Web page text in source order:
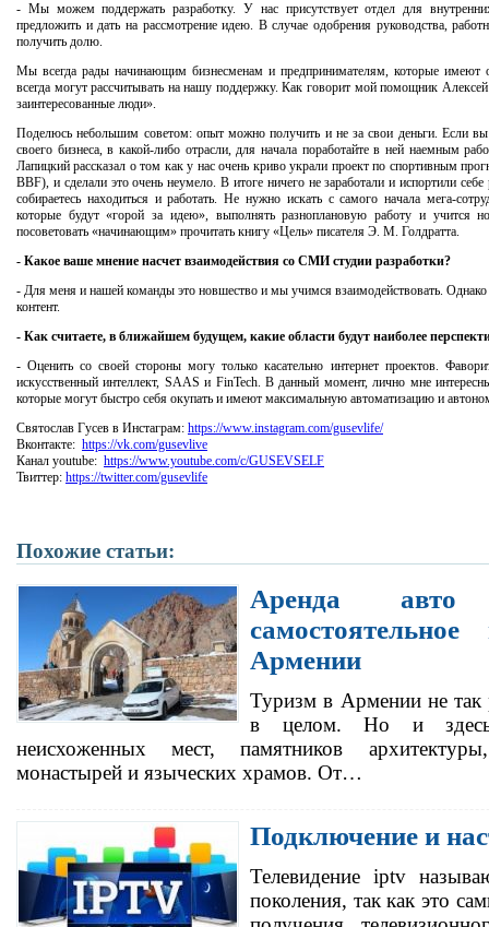
- Мы можем поддержать разработку. У нас присутствует отдел для
предложить и дать на рассмотрение идею. В случае одобрения руководства,
получить долю.
Мы всегда рады начинающим бизнесменам и предпринимателям, которые имеют
всегда могут рассчитывать на нашу поддержку. Как говорит мой помощник
заинтересованные люди».
Поделюсь небольшим советом: опыт можно получить и не за свои деньги. Если
своего бизнеса, в какой-либо отрасли, для начала поработайте в ней наемным
Лапицкий рассказал о том как у нас очень криво украли проект по спортивным
BBF), и сделали это очень неумело. В итоге ничего не заработали и испортили
собираетесь находиться и работать. Не нужно искать с самого начала мега-
которые будут «горой за идею», выполнять разноплановую работу и
посоветовать «начинающим» прочитать книгу «Цель» писателя Э. М. Голдратта.
- Какое ваше мнение насчет взаимодействия со СМИ студии разработки?
- Для меня и нашей команды это новшество и мы учимся взаимодействовать. Однако
контент.
- Как считаете, в ближайшем будущем, какие области будут наиболее
- Оценить со своей стороны могу только касательно интернет проектов.
искусственный интеллект, SAAS и FinTech. В данный момент, лично мне
которые могут быстро себя окупать и имеют максимальную автоматизацию и
Святослав Гусев в Инстаграм: https://www.instagram.com/gusevlife/
Вконтакте: https://vk.com/gusevlive
Канал youtube: https://www.youtube.com/c/GUSEVSELF
Твиттер: https://twitter.com/gusevlife
Похожие статьи:
Аренда
Армении
Туризм в Армении не так
в целом. Но и здесь
неисхоженных мест, памятников
монастырей и языческих храмов. От…
Подключение и
Телевидение iptv
поколения, так как это